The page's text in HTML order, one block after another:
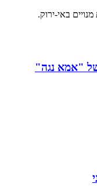
של "אמא נגה"